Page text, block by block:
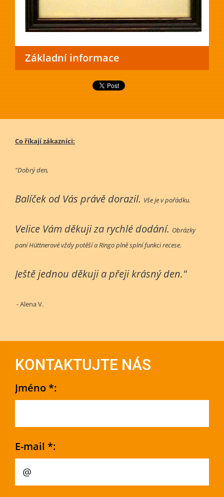
Základní informace
Co říkají zákazníci:
"Dobrý den,
Balíček od Vás právě dorazil. Vše je v pořádku.
Velice Vám děkuji za rychlé dodání. Obrázky
paní Hüttnerové vždy potěší a Ringo plně splní funkci recese.
Ještě jednou děkuji a přeji krásný den."
- Alena V.
KONTAKTUJTE NÁS
Jméno *:
E-mail *: